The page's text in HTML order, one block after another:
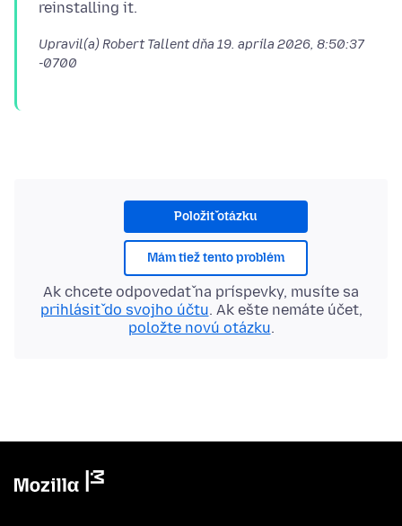
Upravil(a) Robert Tallent dňa 19. apríla 2026, 8:50:37
-0700
Položiť otázku
Mám tiež tento problém
Ak chcete odpovedať na príspevky, musíte sa
prihlásiť do svojho účtu. Ak ešte nemáte účet,
položte novú otázku.